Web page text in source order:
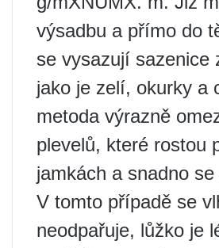
výsadbu a přímo do
se vysazují sazenice
jako je zelí, okurky a
metoda výrazně
plevelů, které rostou
jamkách a snadno
V tomto případě se
neodpařuje, lůžko je